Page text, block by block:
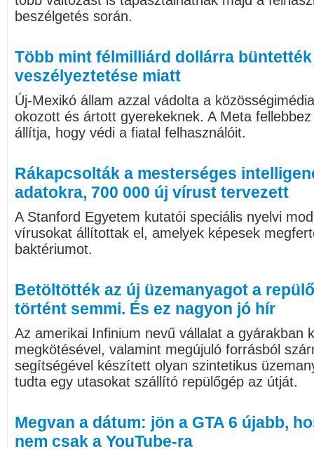
beszélgetés során.
Több mint félmilliárd dollárra
veszélyeztetése miatt
Új-Mexikó állam azzal vádolta a
okozott és ártott gyerekeknek. A Meta
állítja, hogy védi a fiatal felhasználóit.
Rákapcsolták a mesterséges
adatokra, 700 000 új vírust tervezett
A Stanford Egyetem kutatói speciális nyelvi
vírusokat állítottak el, amelyek képesek
baktériumot.
Betöltötték az új üzemanyagot a
történt semmi. És ez nagyon jó hír
Az amerikai Infinium nevű vállalat a gyárakban
megkötésével, valamint megújuló forrásból
segítségével készített olyan szintetikus
tudta egy utasokat szállító repülőgép az útját.
Megvan a dátum: jön a GTA 6 újabb,
nem csak a YouTube-ra